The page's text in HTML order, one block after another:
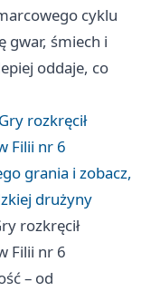
cyklu
gwar, śmiech i
oddaje, co
rozkręcił
Filii nr 6
grania i zobacz,
drużyny
rozkręcił
Filii nr 6
– od